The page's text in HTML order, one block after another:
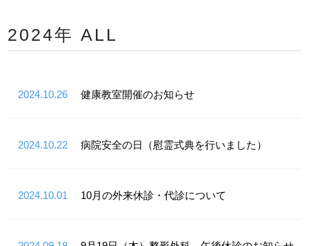
2024年 ALL
2024.10.26 健康教室開催のお知らせ
2024.10.22 病院安全の日（慰霊式典を行いました）
2024.10.01 10月の外来休診・代診について